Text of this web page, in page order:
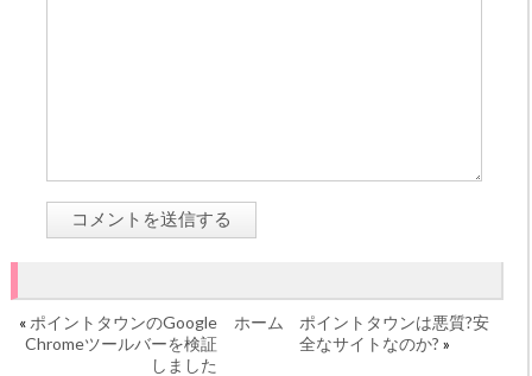
« ポイントタウンのGoogle
Chromeツールバーを検証
しました
ホーム
ポイントタウンは悪質?安
全なサイトなのか? »